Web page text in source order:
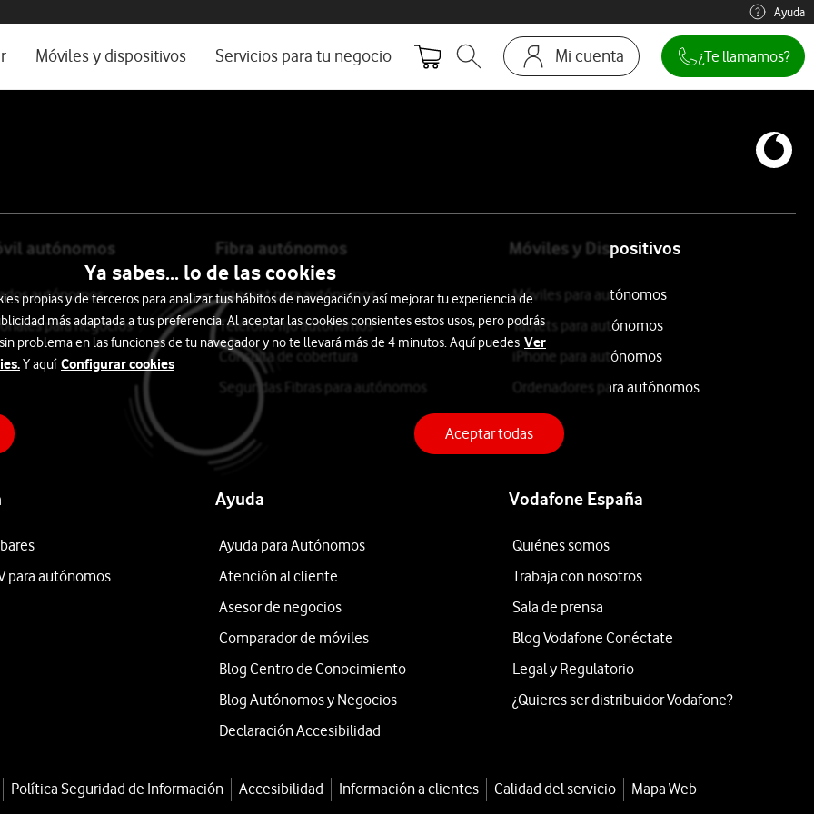
ayuda e idioma Ayuda
Móviles y dispositivos Servicios para tu negocio
Abrir buscador. Abre en ventana modal
Mi cuenta
Ir a la pagina acceso clientes
¿Te llamamos?
autónomos
autónomos
para negocios
Fibra autónomos
Internet para autónomos
Teléfono fijo autónomos
Consulta de cobertura
Segundas Fibras para autónomos
Móviles y Dispositivos
Móviles para autónomos
Tablets para autónomos
iPhone para autónomos
Ordenadores para autónomos
para autónomos
Ayuda
Ayuda para Autónomos
Atención al cliente
Asesor de negocios
Comparador de móviles
Blog Centro de Conocimiento
Blog Autónomos y Negocios
Declaración Accesibilidad
Vodafone España
Quiénes somos
Trabaja con nosotros
Sala de prensa
Blog Vodafone Conéctate
Legal y Regulatorio
¿Quieres ser distribuidor Vodafone?
Política Seguridad de Información Accesibilidad Información a clientes Calidad del servicio
Mapa Web
Ya sabes... lo de las cookies
propias y de terceros para analizar tus hábitos de navegación y así mejorar tu experiencia de
más adaptada a tus preferencia. Al aceptar las cookies consientes estos usos, pero podrás
problema en las funciones de tu navegador y no te llevará más de 4 minutos. Aquí puedes Ver
Y aquí Configurar cookies
Aceptar todas